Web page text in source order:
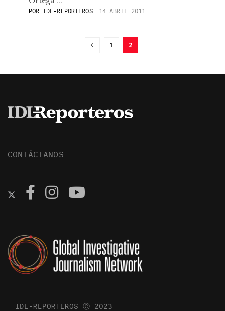
POR IDL-REPORTEROS 14 ABRIL 2011
1 2
CONTÁCTANOS
IDL-REPORTEROS Ⓒ 2023